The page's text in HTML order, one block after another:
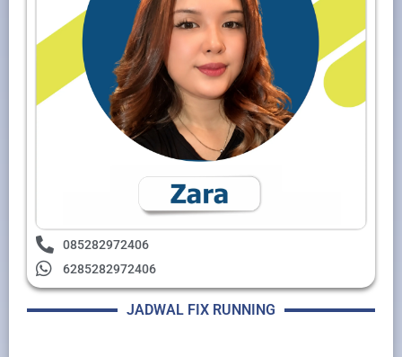
085282972406
6285282972406
JADWAL FIX RUNNING